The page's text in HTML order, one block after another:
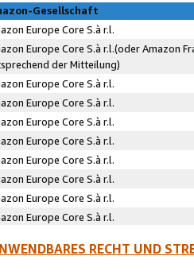
Gesellschaft
Europe Core S.à r.l.
Europe Core S.à r.l.(oder Amazon
der Mitteilung)
Europe Core S.à r.l.
Europe Core S.à r.l.
Europe Core S.à r.l.
Europe Core S.à r.l.
Europe Core S.à r.l.
Europe Core S.à r.l.
Europe Core S.à r.l.
Europe Core S.à r.l.
RECHT UND